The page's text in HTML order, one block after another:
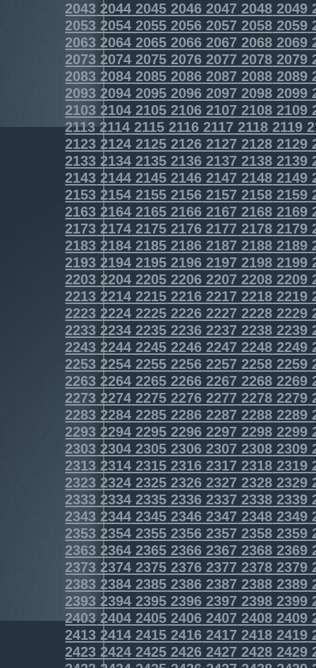
2043 2044 2045 2046 2047 2048 2049
2053 2054 2055 2056 2057 2058 2059
2063 2064 2065 2066 2067 2068 2069
2073 2074 2075 2076 2077 2078 2079
2083 2084 2085 2086 2087 2088 2089
2093 2094 2095 2096 2097 2098 2099
2103 2104 2105 2106 2107 2108 2109
2113 2114 2115 2116 2117 2118 2119
2123 2124 2125 2126 2127 2128 2129
2133 2134 2135 2136 2137 2138 2139
2143 2144 2145 2146 2147 2148 2149
2153 2154 2155 2156 2157 2158 2159
2163 2164 2165 2166 2167 2168 2169
2173 2174 2175 2176 2177 2178 2179
2183 2184 2185 2186 2187 2188 2189
2193 2194 2195 2196 2197 2198 2199
2203 2204 2205 2206 2207 2208 2209
2213 2214 2215 2216 2217 2218 2219
2223 2224 2225 2226 2227 2228 2229
2233 2234 2235 2236 2237 2238 2239
2243 2244 2245 2246 2247 2248 2249
2253 2254 2255 2256 2257 2258 2259
2263 2264 2265 2266 2267 2268 2269
2273 2274 2275 2276 2277 2278 2279
2283 2284 2285 2286 2287 2288 2289
2293 2294 2295 2296 2297 2298 2299
2303 2304 2305 2306 2307 2308 2309
2313 2314 2315 2316 2317 2318 2319
2323 2324 2325 2326 2327 2328 2329
2333 2334 2335 2336 2337 2338 2339
2343 2344 2345 2346 2347 2348 2349
2353 2354 2355 2356 2357 2358 2359
2363 2364 2365 2366 2367 2368 2369
2373 2374 2375 2376 2377 2378 2379
2383 2384 2385 2386 2387 2388 2389
2393 2394 2395 2396 2397 2398 2399
2403 2404 2405 2406 2407 2408 2409
2413 2414 2415 2416 2417 2418 2419
2423 2424 2425 2426 2427 2428 2429